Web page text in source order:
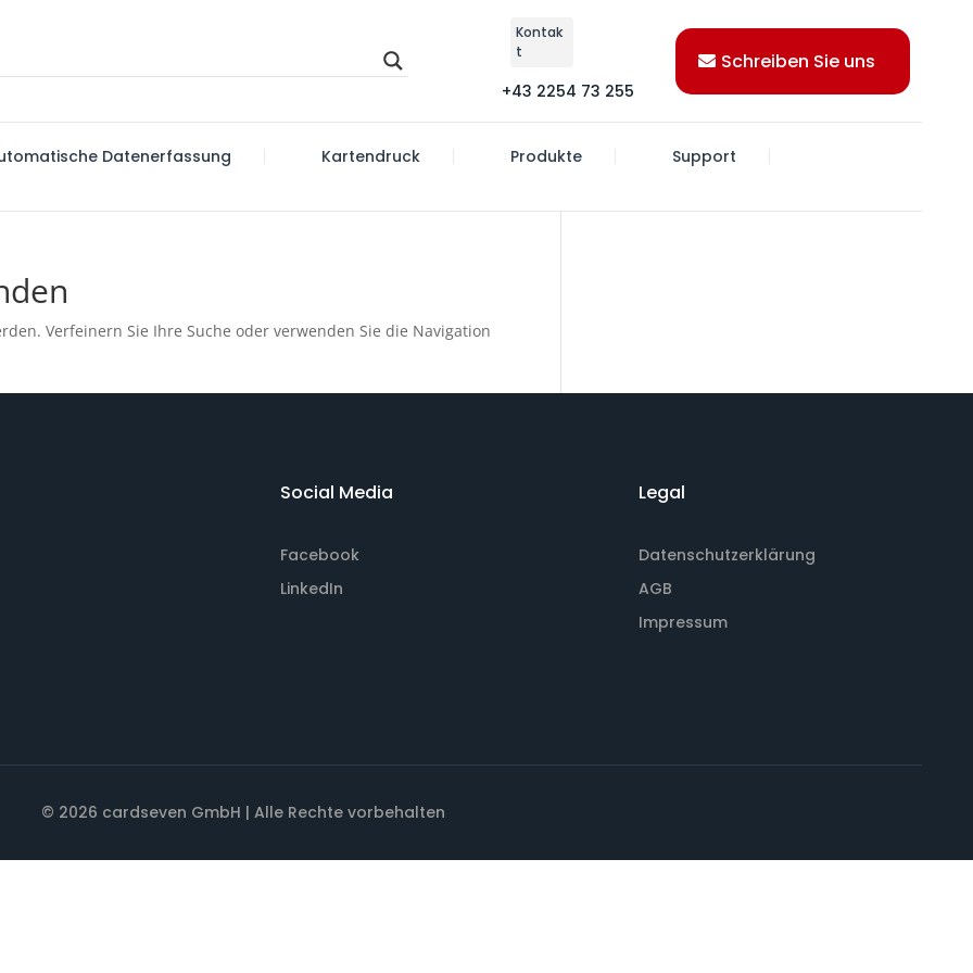
Kontak
t
+43 2254 73 255
Schreiben Sie uns
Datenerfassung Kartendruck Produkte Support
Verfeinern Sie Ihre Suche oder verwenden Sie die Navigation
Social Media
Facebook
LinkedIn
Legal
Datenschutzerklärung
AGB
Impressum
© 2026 cardseven GmbH | Alle Rechte vorbehalten